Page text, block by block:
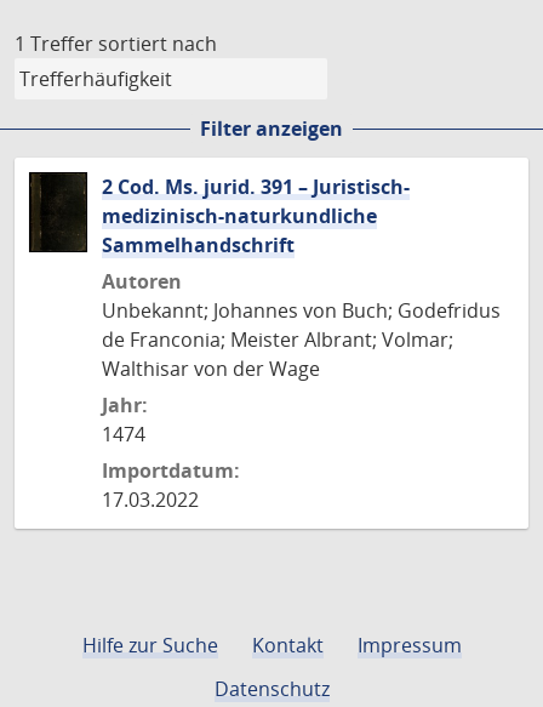
1 Treffer sortiert nach
Filter anzeigen
2 Cod. Ms. jurid. 391 – Juristisch-
medizinisch-naturkundliche
Sammelhandschrift
Autoren
Unbekannt; Johannes von Buch; Godefridus
de Franconia; Meister Albrant; Volmar;
Walthisar von der Wage
Jahr:
1474
Importdatum:
17.03.2022
Hilfe zur Suche Kontakt
Impressum
Datenschutz